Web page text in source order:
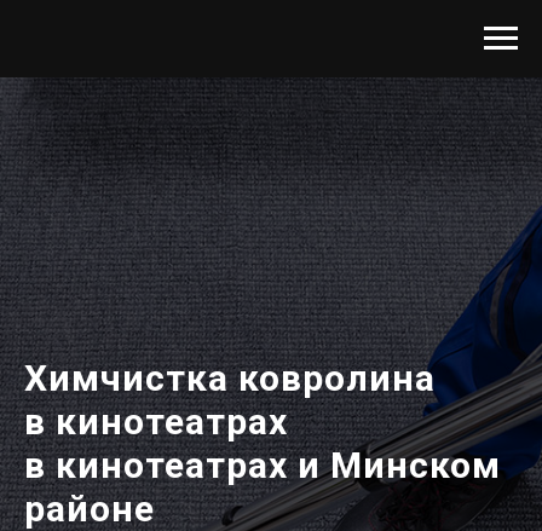
Химчистка ковролина
в кинотеатрах
в кинотеатрах и Минском
районе